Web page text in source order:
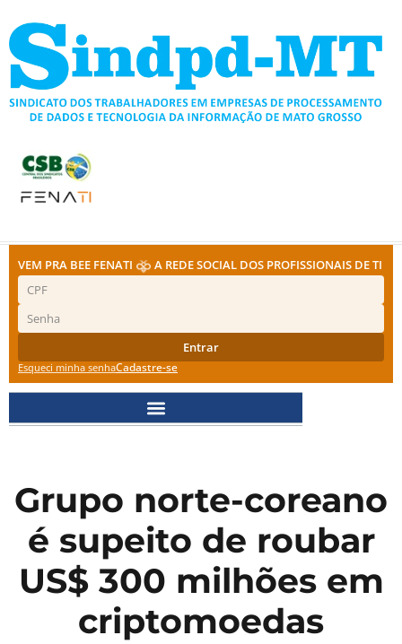
para
conteúdo
VEM PRA BEE FENATI A REDE SOCIAL DOS PROFISSIONAIS DE TI
Entrar
Esqueci minha senhaCadastre-se
Grupo norte-coreano
é supeito de roubar
US$ 300 milhões em
criptomoedas